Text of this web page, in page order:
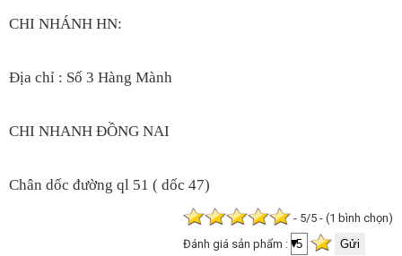
CHI NHÁNH HN:
Địa chỉ : Số 3 Hàng Mành
CHI NHANH ĐỒNG NAI
Chân dốc đường ql 51 ( dốc 47)
- 5/5 - (1 bình chọn)
Đánh giá sản phẩm :